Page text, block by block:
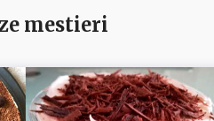
mestieri